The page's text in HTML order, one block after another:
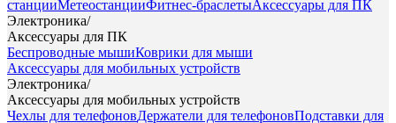
станцииМетеостанцииФитнес-браслетыАксессуары для ПК
Электроника/
Аксессуары для ПК
Беспроводные мышиКоврики для мыши
Аксессуары для мобильных устройств
Электроника/
Аксессуары для мобильных устройств
Чехлы для телефоновДержатели для телефоновПодставки для